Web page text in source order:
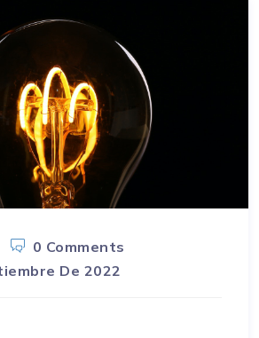
0 Comments
De 2022